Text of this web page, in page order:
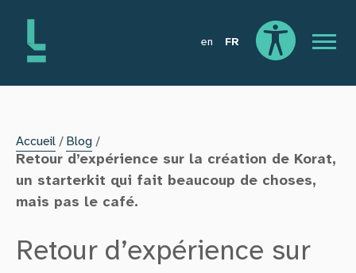
en FR Menu
Vous êtes ici
Accueil Blog
Retour d’expérience sur la création de Korat,
un starterkit qui fait beaucoup de choses,
mais pas le café.
Retour d’expérience sur